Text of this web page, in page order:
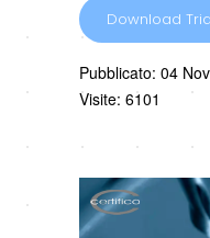
Download
Pubblicato: 04
Visite: 6101